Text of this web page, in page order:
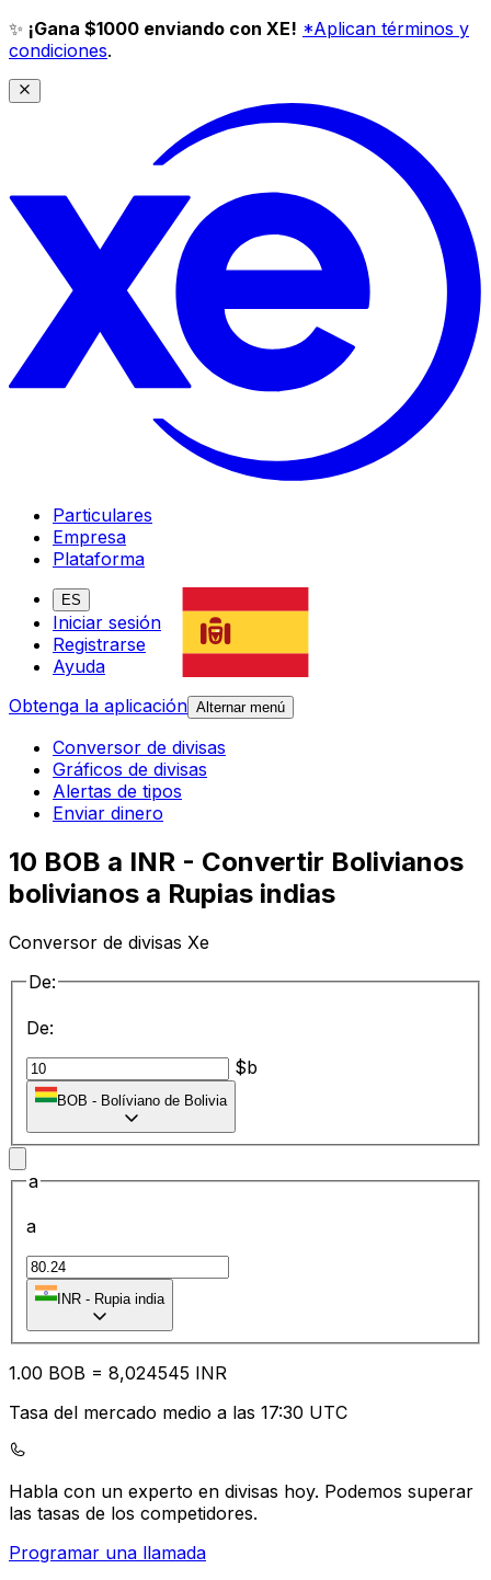
✨ ¡Gana $1000 enviando con XE! *Aplican términos y
condiciones.
Particulares
Empresa
Plataforma
ES
Iniciar sesión
Registrarse
Ayuda
Obtenga la aplicación Alternar menú
Conversor de divisas
Gráficos de divisas
Alertas de tipos
Enviar dinero
10 BOB a INR - Convertir Bolivianos
bolivianos a Rupias indias
Conversor de divisas Xe
De:
De:
$b
BOB - Bolíviano de Bolivia
a
a
INR - Rupia india
1.00 BOB = 8,024545 INR
Tasa del mercado medio a las 17:30 UTC
Habla con un experto en divisas hoy. Podemos superar
las tasas de los competidores.
Programar una llamada